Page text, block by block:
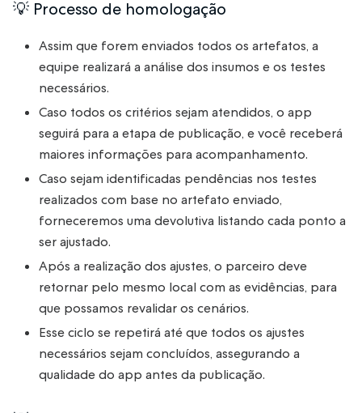
💡 Processo de homologação
Assim que forem enviados todos os artefatos, a
equipe realizará a análise dos insumos e os testes
necessários.
Caso todos os critérios sejam atendidos, o app
seguirá para a etapa de publicação, e você receberá
maiores informações para acompanhamento.
Caso sejam identificadas pendências nos testes
realizados com base no artefato enviado,
forneceremos uma devolutiva listando cada ponto a
ser ajustado.
Após a realização dos ajustes, o parceiro deve
retornar pelo mesmo local com as evidências, para
que possamos revalidar os cenários.
Esse ciclo se repetirá até que todos os ajustes
necessários sejam concluídos, assegurando a
qualidade do app antes da publicação.